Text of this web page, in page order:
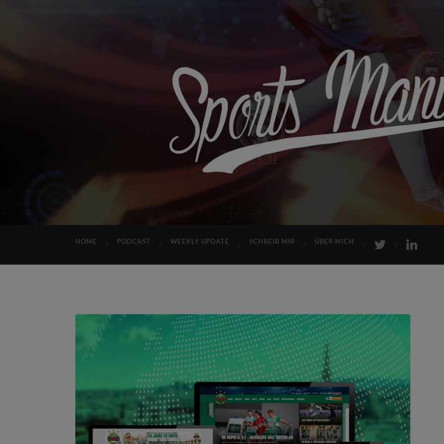
HOME PODCAST WEEKLY UPDATE SCHREIB MIR ÜBER MICH